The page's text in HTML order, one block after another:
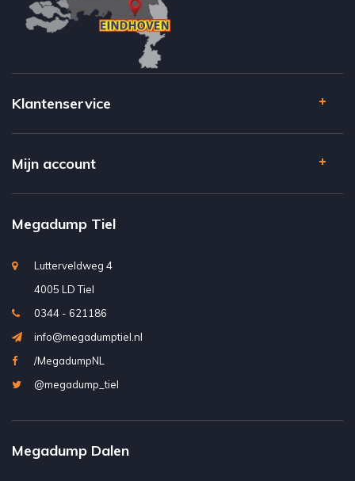
Klantenservice
Mijn account
Megadump Tiel
Lutterveldweg 4
4005 LD Tiel
0344 - 621186
info@megadumptiel.nl
/MegadumpNL
@megadump_tiel
Megadump Dalen